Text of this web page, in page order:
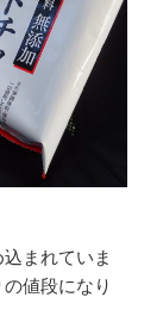
まれていま
値段になり